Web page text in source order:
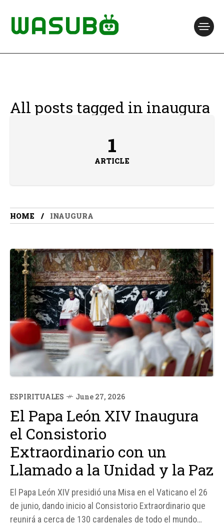
All posts tagged in inaugura
1
ARTICLE
HOME INAUGURA
ESPIRITUALES June 27, 2026
El Papa León XIV Inaugura
el Consistorio
Extraordinario con un
Llamado a la Unidad y la Paz
El Papa León XIV presidió una Misa en el Vaticano el 26
de junio, dando inicio al Consistorio Extraordinario que
reunirá a cerca de 130 cardenales de todo el mundo